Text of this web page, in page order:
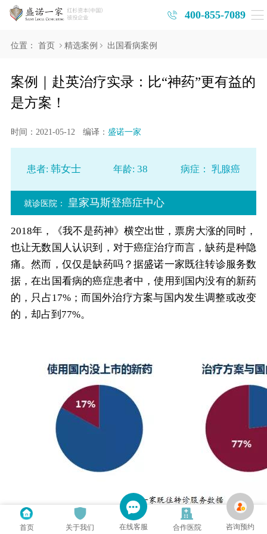
400-855-7089
位置： 首页 精选案例 出国看病案例
案例｜赴英治疗实录：比“神药”更有益的
是方案！
时间：2021-05-12 编译：盛诺一家
患者:韩女士 年龄:38 病症： 乳腺癌
就诊医院： 皇家马斯登癌症中心
2018年，《我不是药神》横空出世，票房大涨的同时，
也让无数国人认识到，对于癌症治疗而言，缺药是种隐
痛。然而，仅仅是缺药吗？据盛诺一家既往转诊服务数
据，在出国看病的癌症患者中，使用到国内没有的新药
的，只占17%；而国外治疗方案与国内发生调整或改变
的，却占到77%。
首页 关于我们 在线客服 合作医院 咨询预约